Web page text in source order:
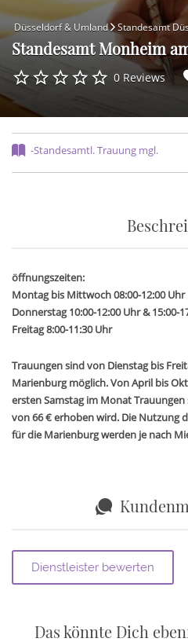
Düsseldorf & Umland Standesamt
Standesamt Monheim
0 Reviews
-Standesamtl. Trauung mgl.
öffnungszeiten:
Montag bis Mittwoch 08:00-12:00 Uhr
Donnerstag 10:00-12:00 Uhr & 15:00-
Freitag 8:00-11:30 Uhr
Trauungen sind von Dienstag bis
Marienburg möglich. Von April bis
ersten Samstag im Monat
von 66 € erhoben wird. Die Nutzung
für die Marienburg werden je nach
Das könnte Dich